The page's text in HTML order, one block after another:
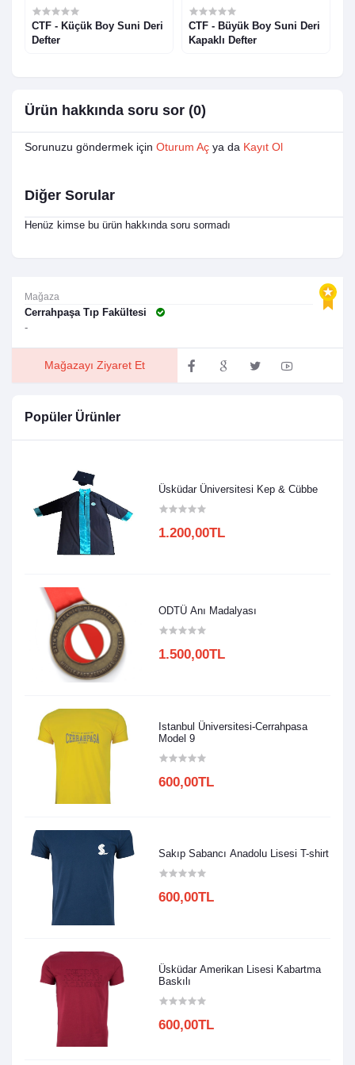
Mağaza
Cerrahpaşa Tıp Fakültesi
-
Mağazayı Ziyaret Et
Popüler Ürünler
Üsküdar Üniversitesi Kep & Cübbe
1.200,00TL
ODTÜ Anı Madalyası
1.500,00TL
Istanbul Üniversitesi-Cerrahpasa
Model 9
600,00TL
Sakıp Sabancı Anadolu Lisesi T-shirt
600,00TL
Üsküdar Amerikan Lisesi Kabartma
Baskılı
600,00TL
CTF - Küçük Boy Suni Deri
Defter
CTF - Büyük Boy Suni Deri
Kapaklı Defter
Ürün hakkında soru sor (0)
Sorunuzu göndermek için Oturum Aç ya da Kayıt Ol
Diğer Sorular
Henüz kimse bu ürün hakkında soru sormadı